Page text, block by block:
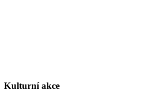
Kulturní akce